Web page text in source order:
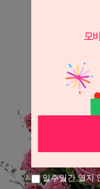
일주일간 열지